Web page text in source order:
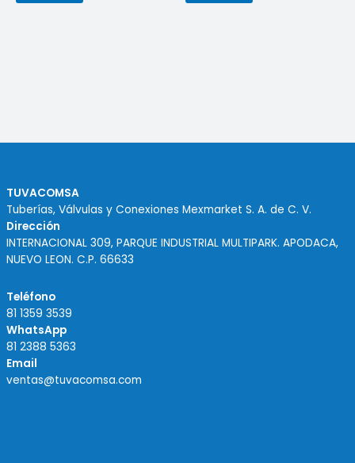
TUVACOMSA
Tuberías, Válvulas y Conexiones Mexmarket S. A. de C. V.
Dirección
INTERNACIONAL 309, PARQUE INDUSTRIAL MULTIPARK. APODACA,
NUEVO LEON. C.P. 66633
Teléfono
81 1359 3539
WhatsApp
81 2388 5363
Email
ventas@tuvacomsa.com